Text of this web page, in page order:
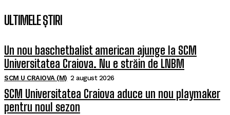
ULTIMELE ȘTIRI
Un nou baschetbalist american ajunge la SCM
Universitatea Craiova. Nu e străin de LNBM
SCM U CRAIOVA (M) 2 august 2026
SCM Universitatea Craiova aduce un nou playmaker
pentru noul sezon